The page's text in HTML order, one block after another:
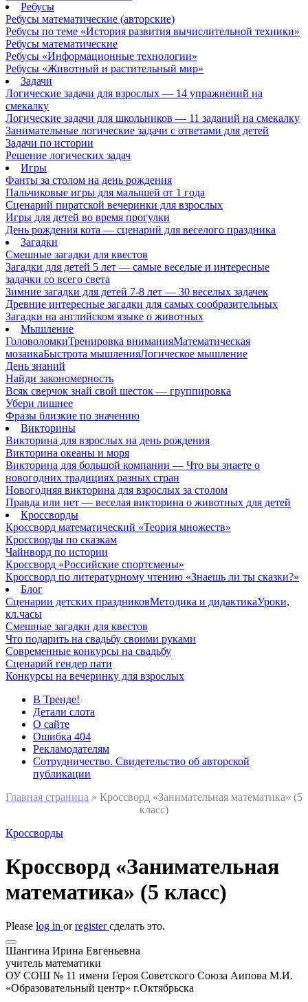
Ребусы
Ребусы математические (авторские)
Ребусы по теме «История развития вычислительной техники»
Ребусы математические
Ребусы «Информационные технологии»
Ребусы «Животный и растительный мир»
Задачи
Логические задачи для взрослых — 14 упражнений на
смекалку
Логические задачи для школьников — 11 заданий на смекалку
Занимательные логические задачи с ответами для детей
Задачи по истории
Решение логических задач
Игры
Фанты за столом на день рождения
Пальчиковые игры для малышей от 1 года
Сценарий пиратской вечеринки для взрослых
Игры для детей во время прогулки
День рождения кота — сценарий для веселого праздника
Загадки
Смешные загадки для квестов
Загадки для детей 5 лет — самые веселые и интересные
задачки со всего света
Зимние загадки для детей 7-8 лет — 30 веселых задачек
Древние интересные загадки для самых сообразительных
Загадки на английском языке о животных
Мышление
ГоловоломкиТренировка вниманияМатематическая
мозаикаБыстрота мышленияЛогическое мышление
День знаний
Найди закономерность
Всяк сверчок знай свой шесток — группировка
Убери лишнее
Фразы близкие по значению
Викторины
Викторина для взрослых на день рождения
Викторина океаны и моря
Викторина для большой компании — Что вы знаете о
новогодних традициях разных стран
Новогодняя викторина для взрослых за столом
Правда или нет — веселая викторина о животных для детей
Кроссворды
Кроссворд математический «Теория множеств»
Кроссворды по сказкам
Чайнворд по истории
Кроссворд «Российские спортсмены»
Кроссворд по литературному чтению «Знаешь ли ты сказки?»
Блог
Сценарии детских праздниковМетодика и дидактикаУроки,
кл.часы
Смешные загадки для квестов
Что подарить на свадьбу своими руками
Современные конкурсы на свадьбу
Сценарий гендер пати
Конкурсы на вечеринку для взрослых
В Тренде!
Детали слота
О сайте
Ошибка 404
Рекламодателям
Сотрудничество. Свидетельство об авторской
публикации
Главная страница » Кроссворд «Занимательная математика» (5
класс)
Кроссворды
Кроссворд «Занимательная
математика» (5 класс)
Please log in orregisterсделать это.
Шангина Ирина Евгеньевна
учитель математики
ОУ СОШ № 11 имени Героя Советского Союза Аипова М.И.
«Образовательный центр» г.Октябрьска